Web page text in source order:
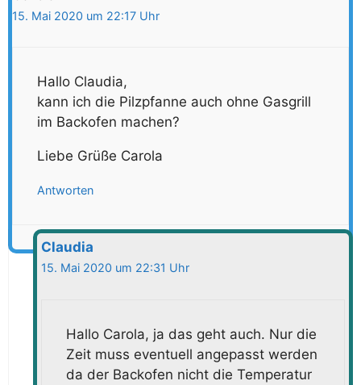
15. Mai 2020 um 22:17 Uhr
Hallo Claudia,
kann ich die Pilzpfanne auch ohne Gasgrill
im Backofen machen?
Liebe Grüße Carola
Antworten
Claudia
15. Mai 2020 um 22:31 Uhr
Hallo Carola, ja das geht auch. Nur die
Zeit muss eventuell angepasst werden
da der Backofen nicht die Temperatur